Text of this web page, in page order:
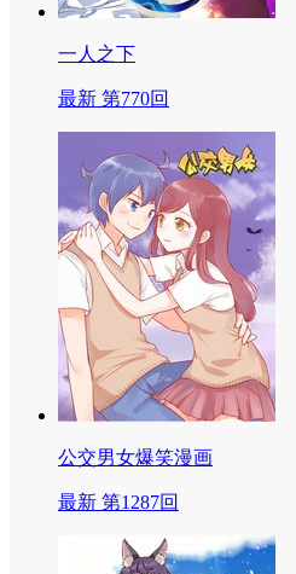
一人之下
最新 第770回
公交男女爆笑漫画
最新 第1287回